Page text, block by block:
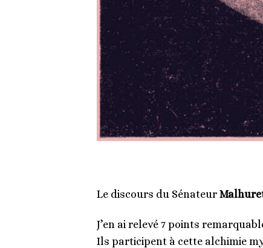
Le discours du Sénateur
J’en ai relevé 7 points
Ils participent à cette alchimie